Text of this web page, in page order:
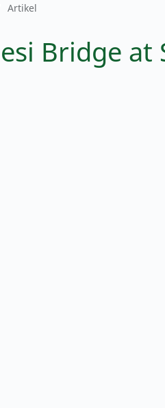
Artikel
Bridge at